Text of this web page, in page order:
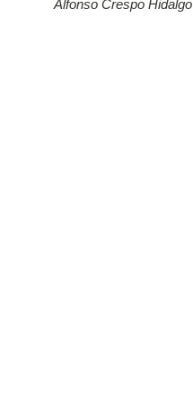
Alfonso Crespo Hidalgo